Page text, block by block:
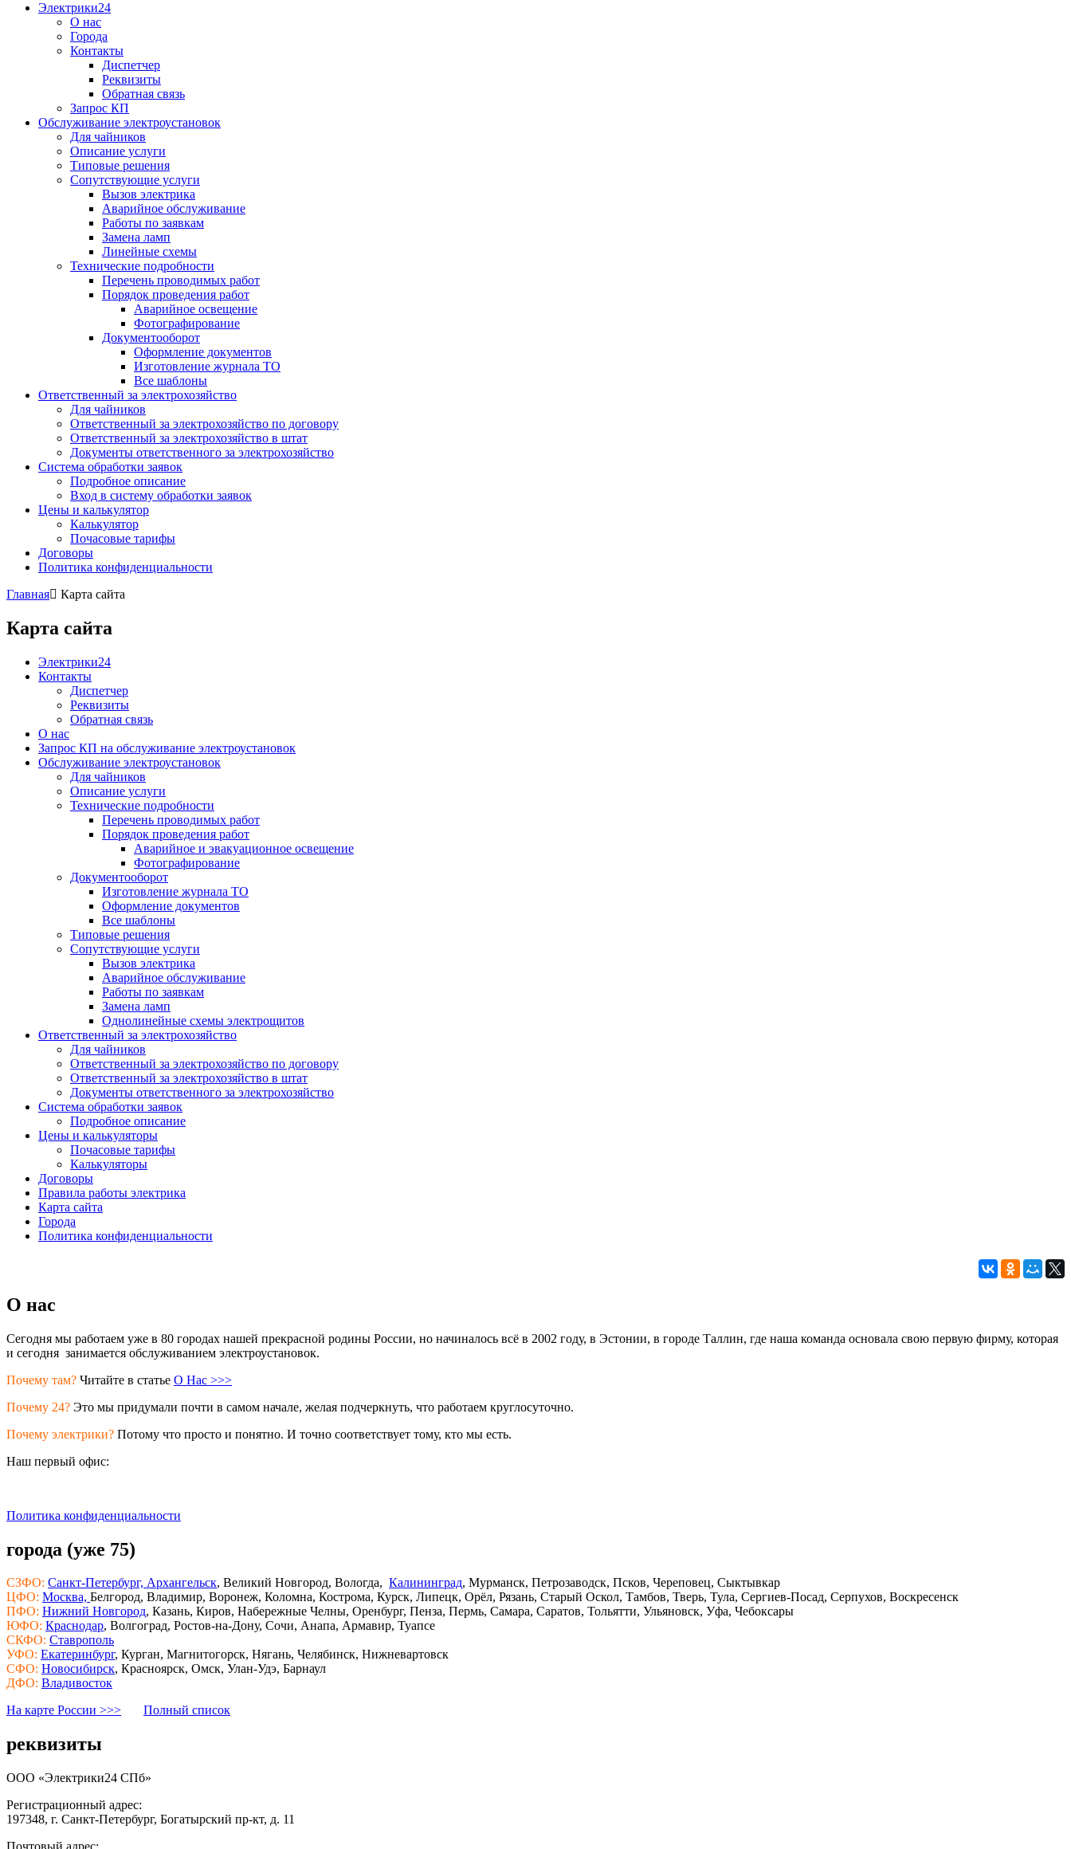
Электрики24
О нас
Города
Контакты
Диспетчер
Реквизиты
Обратная связь
Запрос КП
Обслуживание электроустановок
Для чайников
Описание услуги
Типовые решения
Сопутствующие услуги
Вызов электрика
Аварийное обслуживание
Работы по заявкам
Замена ламп
Линейные схемы
Технические подробности
Перечень проводимых работ
Порядок проведения работ
Аварийное освещение
Фотографирование
Документооборот
Оформление документов
Изготовление журнала ТО
Все шаблоны
Ответственный за электрохозяйство
Для чайников
Ответственный за электрохозяйство по договору
Ответственный за электрохозяйство в штат
Документы ответственного за электрохозяйство
Система обработки заявок
Подробное описание
Вход в систему обработки заявок
Цены и калькулятор
Калькулятор
Почасовые тарифы
Договоры
Политика конфиденциальности
Главная
Карта сайта
Карта сайта
Электрики24
Контакты
Диспетчер
Реквизиты
Обратная связь
О нас
Запрос КП на обслуживание электроустановок
Обслуживание электроустановок
Для чайников
Описание услуги
Технические подробности
Перечень проводимых работ
Порядок проведения работ
Аварийное и эвакуационное освещение
Фотографирование
Документооборот
Изготовление журнала ТО
Оформление документов
Все шаблоны
Типовые решения
Сопутствующие услуги
Вызов электрика
Аварийное обслуживание
Работы по заявкам
Замена ламп
Однолинейные схемы электрощитов
Ответственный за электрохозяйство
Для чайников
Ответственный за электрохозяйство по договору
Ответственный за электрохозяйство в штат
Документы ответственного за электрохозяйство
Система обработки заявок
Подробное описание
Цены и калькуляторы
Почасовые тарифы
Калькуляторы
Договоры
Правила работы электрика
Карта сайта
Города
Политика конфиденциальности
О нас
Сегодня мы работаем уже в 80 городах нашей прекрасной родины России, но начиналось всё в 2002 году, в Эстонии, в городе Таллин, где наша команда основала свою первую фирму, которая
и сегодня занимается обслуживанием электроустановок.
Почему там? Читайте в статье О Нас >>>
Почему 24? Это мы придумали почти в самом начале, желая подчеркнуть, что работаем круглосуточно.
Почему электрики? Потому что просто и понятно. И точно соответствует тому, кто мы есть.
Наш первый офис:
Политика конфиденциальности
города (уже 75)
СЗФО: Санкт-Петербург, Архангельск, Великий Новгород, Вологда, Калининград, Мурманск, Петрозаводск, Псков, Череповец, Сыктывкар
ЦФО: Москва, Белгород, Владимир, Воронеж, Коломна, Кострома, Курск, Липецк, Орёл, Рязань, Старый Оскол, Тамбов, Тверь, Тула, Сергиев-Посад, Серпухов, Воскресенск
ПФО: Нижний Новгород, Казань, Киров, Набережные Челны, Оренбург, Пенза, Пермь, Самара, Саратов, Тольятти, Ульяновск, Уфа, Чебоксары
ЮФО: Краснодар, Волгоград, Ростов-на-Дону, Сочи, Анапа, Армавир, Туапсе
СКФО: Ставрополь
УФО: Екатеринбург, Курган, Магнитогорск, Нягань, Челябинск, Нижневартовск
СФО: Новосибирск, Красноярск, Омск, Улан-Удэ, Барнаул
ДФО: Владивосток
На карте России >>>
Полный список
реквизиты
ООО «Электрики24 СПб»
Регистрационный адрес:
197348, г. Санкт-Петербург, Богатырский пр-кт, д. 11